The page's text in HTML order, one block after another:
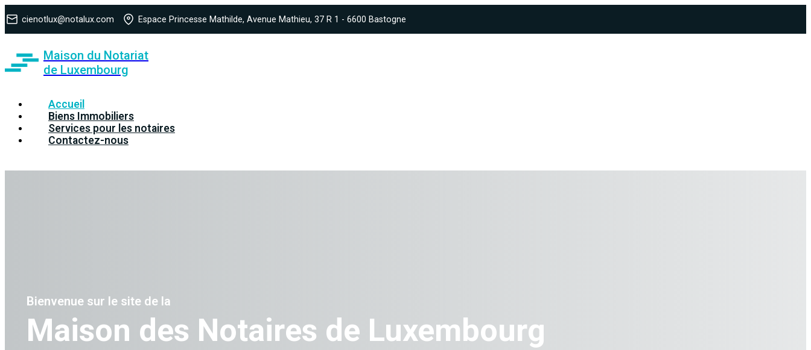
cienotlux@notalux.com Espace Princesse Mathilde, Avenue Mathieu, 37 R 1 - 6600 Bastogne
Maison du Notariat
de Luxembourg
Accueil
Biens Immobiliers
Services pour les notaires
Contactez-nous
Bienvenue sur le site de la
Maison des Notaires de Luxembourg